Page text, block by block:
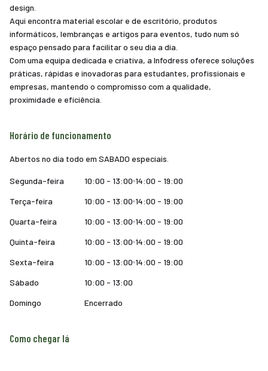
design.
Aqui encontra material escolar e de escritório, produtos
informáticos, lembranças e artigos para eventos, tudo num só
espaço pensado para facilitar o seu dia a dia.
Com uma equipa dedicada e criativa, a Infodress oferece soluções
práticas, rápidas e inovadoras para estudantes, profissionais e
empresas, mantendo o compromisso com a qualidade,
proximidade e eficiência.
Horário de funcionamento
Abertos no dia todo em SABADO especiais.
Segunda-feira 10:00 - 13:00 14:00 - 19:00
Terça-feira
10:00 - 13:00 14:00 - 19:00
Quarta-feira
10:00 - 13:00 14:00 - 19:00
Quinta-feira
10:00 - 13:00 14:00 - 19:00
Sexta-feira
10:00 - 13:00 14:00 - 19:00
Sábado
10:00 - 13:00
Domingo
Encerrado
Como chegar lá